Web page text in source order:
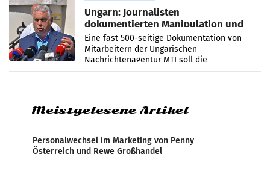
Ungarn: Journalisten
dokumentierten Manipulation und
Zensur
Eine fast 500-seitige Dokumentation von
Mitarbeitern der Ungarischen
Nachrichtenagentur MTI soll die
systematische Nachrichten-Manipulation und
Meistgelesene Artikel
Personalwechsel im Marketing von Penny
Österreich und Rewe Großhandel